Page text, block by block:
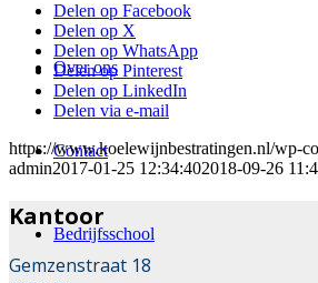
Over ons
Contact
Bedrijfsschool
Delen op Facebook
Delen op X
Delen op WhatsApp
Delen op Pinterest
Delen op LinkedIn
Delen via e-mail
https://www.koelewijnbestratingen.nl/wp-
admin2017-01-25 12:34:402018-09-26
Kantoor
Gemzenstraat 18